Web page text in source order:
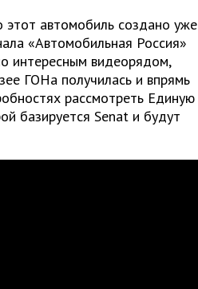
этот автомобиль создано уже
«Автомобильная Россия»
интересным видеорядом,
ГОНа получилась и впрямь
рассмотреть Единую
базируется Senat и будут